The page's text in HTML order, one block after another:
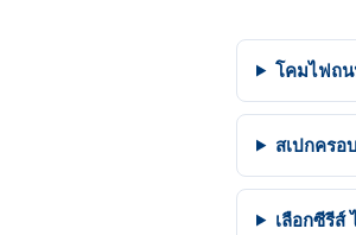
โคมไฟถน
สเปกครอ
เลือกซีรีส์